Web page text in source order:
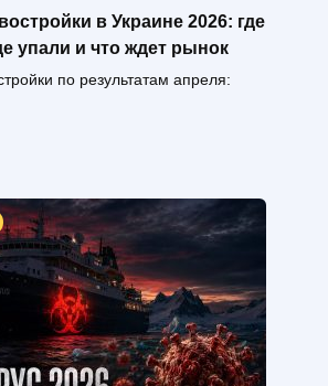
в Украине 2026: где
упали и что ждет рынок
по результатам апреля: